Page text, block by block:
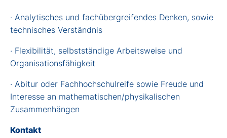
· Analytisches und fachübergreifendes Denken, sowie
technisches Verständnis
· Flexibilität, selbstständige Arbeitsweise und
Organisationsfähigkeit
· Abitur oder Fachhochschulreife sowie Freude und
Interesse an mathematischen/physikalischen
Zusammenhängen
Kontakt